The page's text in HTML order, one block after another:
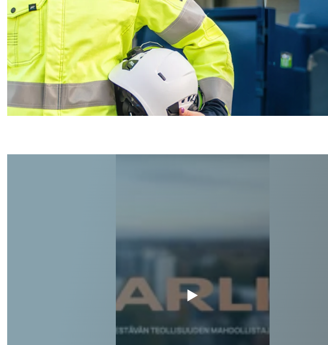
Johtoryhmä
Ota yhteyttä